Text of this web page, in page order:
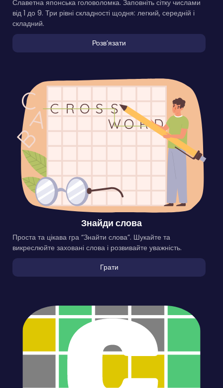
Славетна японська головоломка. Заповніть сітку числами
від 1 до 9. Три рівні складності щодня: легкий, середній і
складний.
Розвʼязати
Знайди слова
Проста та цікава гра “Знайти слова”. Шукайте та
викреслюйте заховані слова і розвивайте уважність.
Грати